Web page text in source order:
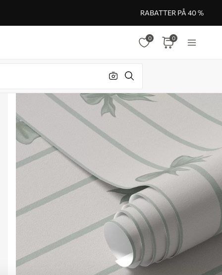
RABATTER PÅ 40 %
0 0